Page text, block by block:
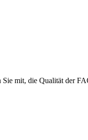
mit, die Qualität der